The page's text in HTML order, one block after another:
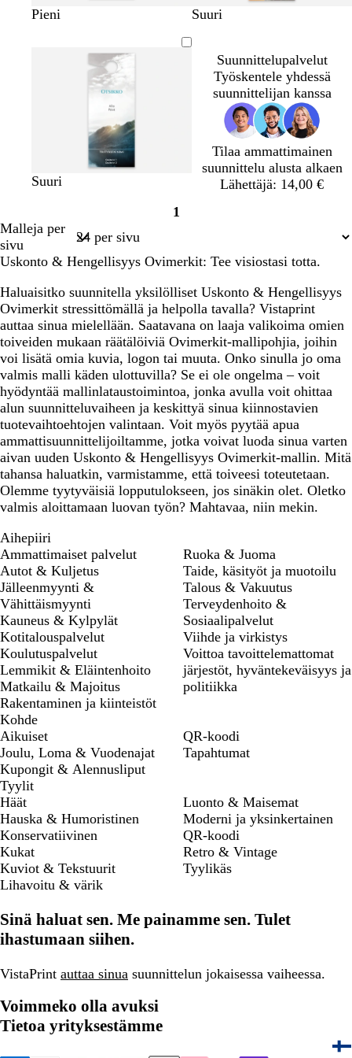
Pieni Suuri
Suuri
Suunnittelupalvelut
Työskentele yhdessä
suunnittelijan kanssa
Tilaa ammattimainen
suunnittelu alusta alkaen
Lähettäjä: 14,00 €
Sivu
1
Malleja per
sivu
Uskonto & Hengellisyys Ovimerkit: Tee visiostasi totta.
Haluaisitko suunnitella yksilölliset Uskonto & Hengellisyys
Ovimerkit stressittömällä ja helpolla tavalla? Vistaprint
auttaa sinua mielellään. Saatavana on laaja valikoima omien
toiveiden mukaan räätälöiviä Ovimerkit-mallipohjia, joihin
voi lisätä omia kuvia, logon tai muuta. Onko sinulla jo oma
valmis malli käden ulottuvilla? Se ei ole ongelma – voit
hyödyntää mallinlataustoimintoa, jonka avulla voit ohittaa
alun suunnitteluvaiheen ja keskittyä sinua kiinnostavien
tuotevaihtoehtojen valintaan. Voit myös pyytää apua
ammattisuunnittelijoiltamme, jotka voivat luoda sinua varten
aivan uuden Uskonto & Hengellisyys Ovimerkit-mallin. Mitä
tahansa haluatkin, varmistamme, että toiveesi toteutetaan.
Olemme tyytyväisiä lopputulokseen, jos sinäkin olet. Oletko
valmis aloittamaan luovan työn? Mahtavaa, niin mekin.
Aihepiiri
Ammattimaiset palvelut
Autot & Kuljetus
Jälleenmyynti &
Vähittäismyynti
Kauneus & Kylpylät
Kotitalouspalvelut
Koulutuspalvelut
Lemmikit & Eläintenhoito
Matkailu & Majoitus
Rakentaminen ja kiinteistöt
Ruoka & Juoma
Taide, käsityöt ja muotoilu
Talous & Vakuutus
Terveydenhoito &
Sosiaalipalvelut
Viihde ja virkistys
Voittoa tavoittelemattomat
järjestöt, hyväntekeväisyys ja
politiikka
Kohde
Aikuiset
Joulu, Loma & Vuodenajat
Kupongit & Alennusliput
QR-koodi
Tapahtumat
Tyylit
Häät
Hauska & Humoristinen
Konservatiivinen
Kukat
Kuviot & Tekstuurit
Lihavoitu & värik
Luonto & Maisemat
Moderni ja yksinkertainen
QR-koodi
Retro & Vintage
Tyylikäs
Sinä haluat sen. Me painamme sen. Tulet
ihastumaan siihen.
VistaPrint auttaa sinua suunnittelun jokaisessa vaiheessa.
Voimmeko olla avuksi
Tietoa yrityksestämme